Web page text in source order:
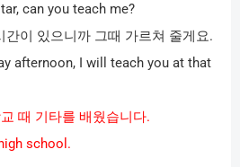
can you teach me?
간이 있으니까 그때 가르쳐 줄게요.
afternoon, I will teach you at that
때 기타를 배웠습니다.
school.